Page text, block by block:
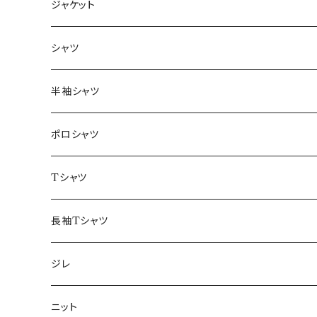
ジャケット
～44/S
46/M
48/L
50/XL～
シャツ
～44/S
46/M
48/L
50/XL～
半袖シャツ
～44/S
46/M
48/L
50/XL～
ポロシャツ
～44/S
46/M
48/L
50/XL～
Tシャツ
～44/S
46/M
48/L
長袖Tシャツ
～44/S
46/M
ジレ
～44/S
ニット